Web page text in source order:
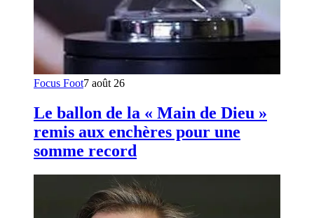
Focus Foot7 août 26
Le ballon de la « Main de Dieu »
remis aux enchères pour une
somme record